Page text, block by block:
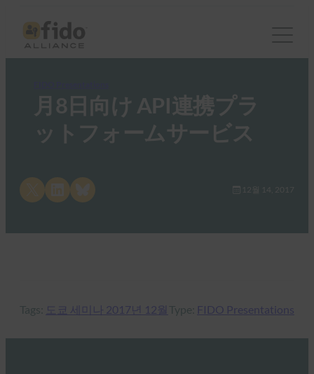
月8日向け API連携プラ
ットフォームサービス
Share on LinkedInShare on Bluesky 12월 14, 2017
Tags: 도쿄 세미나 2017년 12월 Type: FIDO Presentations